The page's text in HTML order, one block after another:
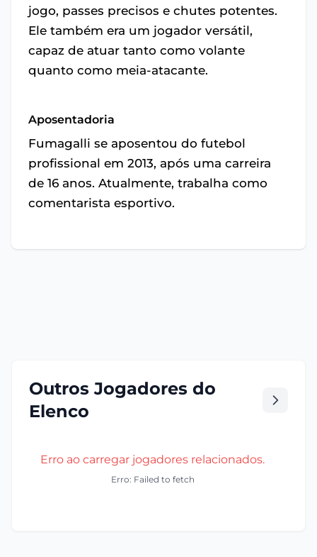
jogo, passes precisos e chutes potentes.
Ele também era um jogador versátil,
capaz de atuar tanto como volante
quanto como meia-atacante.
Aposentadoria
Fumagalli se aposentou do futebol
profissional em 2013, após uma carreira
de 16 anos. Atualmente, trabalha como
comentarista esportivo.
Outros Jogadores do
Elenco
Erro ao carregar jogadores relacionados.
Erro: Failed to fetch